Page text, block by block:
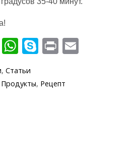
Vi W
at
s
S
y
Pr
t
, Статьи
Продукты, Рецепт